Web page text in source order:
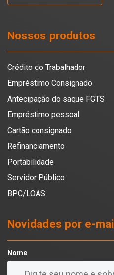
Nossos produtos
Crédito do Trabalhador
Empréstimo Consignado
Antecipação do saque FGTS
Empréstimo pessoal
Cartão consignado
Refinanciamento
Portabilidade
Servidor Público
BPC/LOAS
Novidades por e-mail
Nome